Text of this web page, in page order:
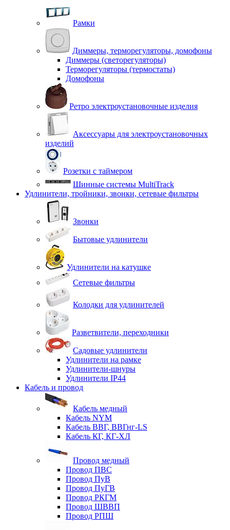
Рамки
Диммеры, терморегуляторы, домофоны
Диммеры (светорегуляторы)
Терморегуляторы (термостаты)
Домофоны
Ретро электроустановочные изделия
Аксессуары для электроустановочных
изделий
Розетки с таймером
Шинные системы MultiTrack
Удлинители, тройники, звонки, сетевые фильтры
Звонки
Бытовые удлинители
Удлинители на катушке
Сетевые фильтры
Колодки для удлинителей
Разветвители, переходники
Садовые удлинители
Удлинители на рамке
Удлинители-шнуры
Удлинители IP44
Кабель и провод
Кабель медный
Кабель NYM
Кабель ВВГ, ВВГнг-LS
Кабель КГ, КГ-ХЛ
Провод медный
Провод ПВС
Провод ПуВ
Провод ПуГВ
Провод РКГМ
Провод ШВВП
Провод РПШ